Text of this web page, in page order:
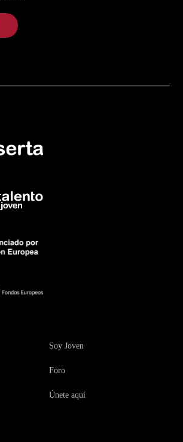
Soy Joven
Foro
Únete aquí